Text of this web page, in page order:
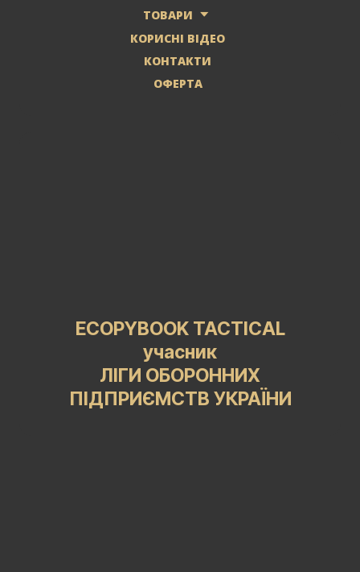
ТОВАРИ
КОРИСНІ ВІДЕО
КОНТАКТИ
ОФЕРТА
ECOPYBOOK TACTICAL
учасник
ЛІГИ ОБОРОННИХ
ПІДПРИЄМСТВ УКРАЇНИ